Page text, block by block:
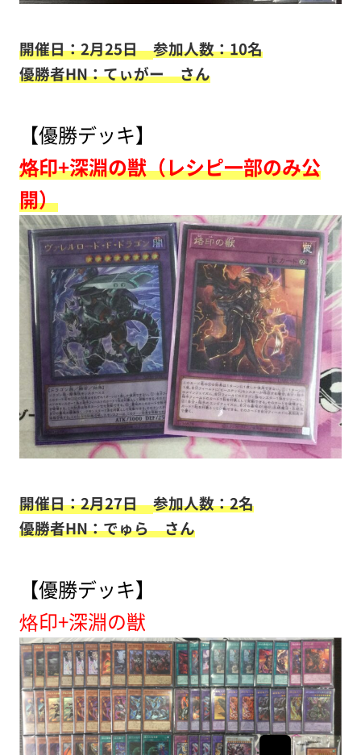
開催日：2月25日参加人数：10名
優勝者HN：てぃがー さん
【優勝デッキ】
烙印+深淵の獣（レシピ一部のみ公
開）
開催日：2月27日参加人数：2名
優勝者HN：でゅら さん
【優勝デッキ】
烙印+深淵の獣